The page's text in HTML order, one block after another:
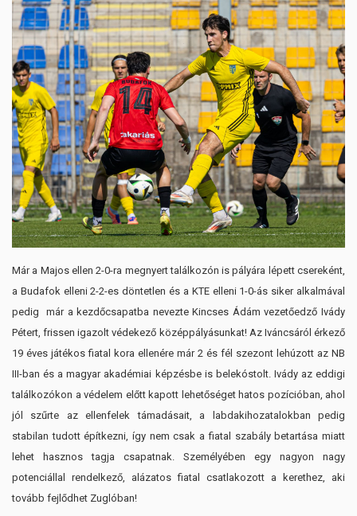
Már a Majos ellen 2-0-ra megnyert találkozón is pályára lépett csereként,
a Budafok elleni 2-2-es döntetlen és a KTE elleni 1-0-ás siker alkalmával
pedig már a kezdőcsapatba nevezte Kincses Ádám vezetőedző Ivády
Pétert, frissen igazolt védekező középpályásunkat! Az Iváncsáról érkező
19 éves játékos fiatal kora ellenére már 2 és fél szezont lehúzott az NB
III-ban és a magyar akadémiai képzésbe is belekóstolt. Ivády az eddigi
találkozókon a védelem előtt kapott lehetőséget hatos pozícióban, ahol
jól szűrte az ellenfelek támadásait, a labdakihozatalokban pedig
stabilan tudott építkezni, így nem csak a fiatal szabály betartása miatt
lehet hasznos tagja csapatnak. Személyében egy nagyon nagy
potenciállal rendelkező, alázatos fiatal csatlakozott a kerethez, aki
tovább fejlődhet Zuglóban!